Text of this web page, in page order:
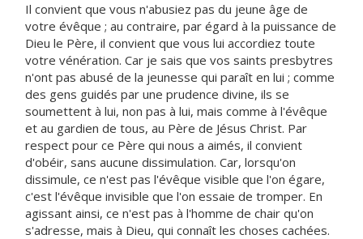
Il convient que vous n'abusiez pas du jeune âge de
votre évêque ; au contraire, par égard à la puissance de
Dieu le Père, il convient que vous lui accordiez toute
votre vénération. Car je sais que vos saints presbytres
n'ont pas abusé de la jeunesse qui paraît en lui ; comme
des gens guidés par une prudence divine, ils se
soumettent à lui, non pas à lui, mais comme à l'évêque
et au gardien de tous, au Père de Jésus Christ. Par
respect pour ce Père qui nous a aimés, il convient
d'obéir, sans aucune dissimulation. Car, lorsqu'on
dissimule, ce n'est pas l'évêque visible que l'on égare,
c'est l'évêque invisible que l'on essaie de tromper. En
agissant ainsi, ce n'est pas à l'homme de chair qu'on
s'adresse, mais à Dieu, qui connaît les choses cachées.